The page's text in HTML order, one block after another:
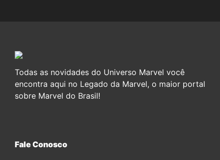
Todas as novidades do Universo Marvel você
encontra aqui no Legado da Marvel, o maior portal
sobre Marvel do Brasil!
Fale Conosco